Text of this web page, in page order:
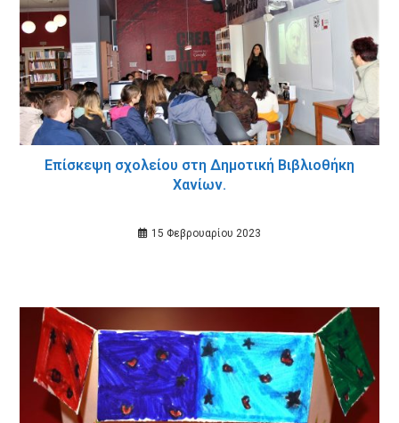
Επίσκεψη σχολείου στη Δημοτική Βιβλιοθήκη
Χανίων.
15 Φεβρουαρίου 2023